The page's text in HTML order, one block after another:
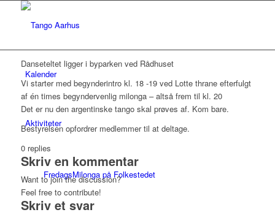
Kalender
Aktiviteter
FredagsMilonga på Folkestedet
Danseteltet ligger i byparken ved Rådhuset
Vi starter med begynderintro kl. 18 -19 ved Lotte thrane efterfulgt
af én times begyndervenlig milonga – altså frem til kl. 20
Det er nu den argentinske tango skal prøves af. Kom bare.
Bestyrelsen opfordrer medlemmer til at deltage.
0 replies
Skriv en kommentar
Want to join the discussion?
Feel free to contribute!
Skriv et svar